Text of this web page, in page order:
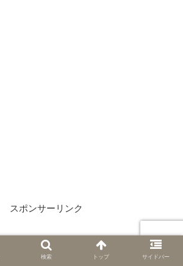
スポンサーリンク
検索 トップ サイドバー